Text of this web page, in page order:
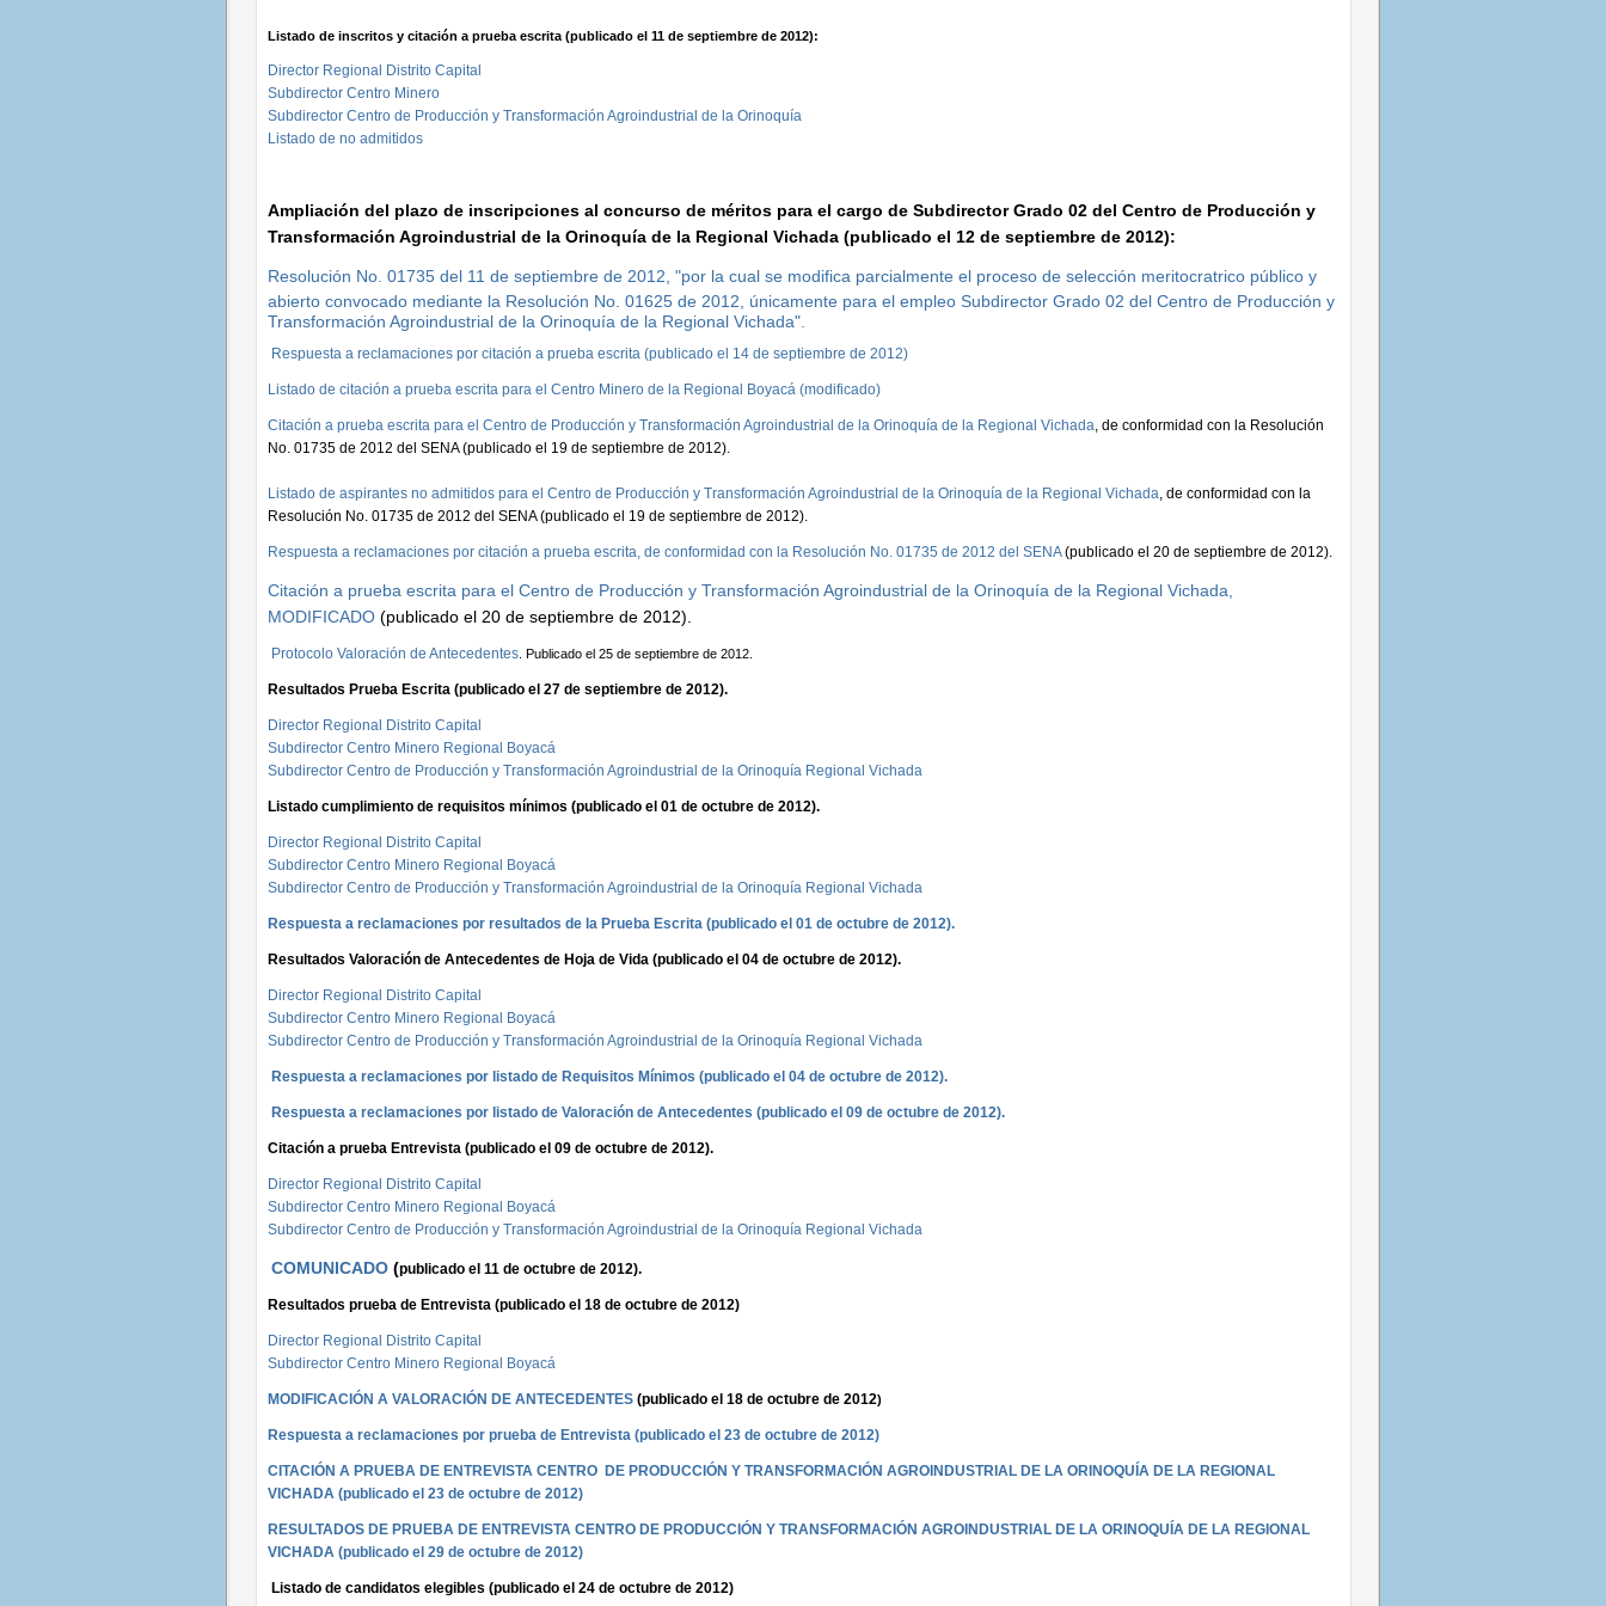
Listado de inscritos y citación a prueba escrita (publicado el 11 de septiembre de 2012):
Director Regional Distrito Capital
Subdirector Centro Minero
Subdirector Centro de Producción y Transformación Agroindustrial de la Orinoquía
Listado de no admitidos
Ampliación del plazo de inscripciones al concurso de méritos para el cargo de Subdirector Grado 02 del Centro de Producción y
Transformación Agroindustrial de la Orinoquía de la Regional Vichada (publicado el 12 de septiembre de 2012):
Resolución No. 01735 del 11 de septiembre de 2012, "por la cual se modifica parcialmente el proceso de selección meritocratrico público y
abierto convocado mediante la Resolución No. 01625 de 2012, únicamente para el empleo Subdirector Grado 02 del Centro de Producción y
Transformación Agroindustrial de la Orinoquía de la Regional Vichada".
Respuesta a reclamaciones por citación a prueba escrita (publicado el 14 de septiembre de 2012)
Listado de citación a prueba escrita para el Centro Minero de la Regional Boyacá (modificado)
Citación a prueba escrita para el Centro de Producción y Transformación Agroindustrial de la Orinoquía de la Regional Vichada, de conformidad con la Resolución
No. 01735 de 2012 del SENA (publicado el 19 de septiembre de 2012).
Listado de aspirantes no admitidos para el Centro de Producción y Transformación Agroindustrial de la Orinoquía de la Regional Vichada, de conformidad con la
Resolución No. 01735 de 2012 del SENA (publicado el 19 de septiembre de 2012).
Respuesta a reclamaciones por citación a prueba escrita, de conformidad con la Resolución No. 01735 de 2012 del SENA(publicado el 20 de septiembre de 2012).
Citación a prueba escrita para el Centro de Producción y Transformación Agroindustrial de la Orinoquía de la Regional Vichada,
MODIFICADO(publicado el 20 de septiembre de 2012).
Protocolo Valoración de Antecedentes. Publicado el 25 de septiembre de 2012.
Resultados Prueba Escrita (publicado el 27 de septiembre de 2012).
Director Regional Distrito Capital
Subdirector Centro Minero Regional Boyacá
Subdirector Centro de Producción y Transformación Agroindustrial de la Orinoquía Regional Vichada
Listado cumplimiento de requisitos mínimos (publicado el 01 de octubre de 2012).
Director Regional Distrito Capital
Subdirector Centro Minero Regional Boyacá
Subdirector Centro de Producción y Transformación Agroindustrial de la Orinoquía Regional Vichada
Respuesta a reclamaciones por resultados de la Prueba Escrita (publicado el 01 de octubre de 2012).
Resultados Valoración de Antecedentes de Hoja de Vida (publicado el 04 de octubre de 2012).
Director Regional Distrito Capital
Subdirector Centro Minero Regional Boyacá
Subdirector Centro de Producción y Transformación Agroindustrial de la Orinoquía Regional Vichada
Respuesta a reclamaciones por listado de Requisitos Mínimos (publicado el 04 de octubre de 2012).
Respuesta a reclamaciones por listado de Valoración de Antecedentes (publicado el 09 de octubre de 2012).
Citación a prueba Entrevista (publicado el 09 de octubre de 2012).
Director Regional Distrito Capital
Subdirector Centro Minero Regional Boyacá
Subdirector Centro de Producción y Transformación Agroindustrial de la Orinoquía Regional Vichada
COMUNICADO(publicado el 11 de octubre de 2012).
Resultados prueba de Entrevista (publicado el 18 de octubre de 2012)
Director Regional Distrito Capital
Subdirector Centro Minero Regional Boyacá
MODIFICACIÓN A VALORACIÓN DE ANTECEDENTES (publicado el 18 de octubre de 2012)
Respuesta a reclamaciones por prueba de Entrevista (publicado el 23 de octubre de 2012)
CITACIÓN A PRUEBA DE ENTREVISTA CENTRO DE PRODUCCIÓN Y TRANSFORMACIÓN AGROINDUSTRIAL DE LA ORINOQUÍA DE LA REGIONAL
VICHADA (publicado el 23 de octubre de 2012)
RESULTADOS DE PRUEBA DE ENTREVISTA CENTRO DE PRODUCCIÓN Y TRANSFORMACIÓN AGROINDUSTRIAL DE LA ORINOQUÍA DE LA REGIONAL
VICHADA (publicado el 29 de octubre de 2012)
Listado de candidatos elegibles (publicado el 24 de octubre de 2012)